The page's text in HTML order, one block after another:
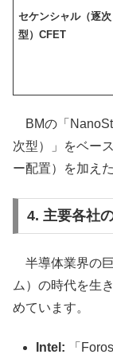
セケンシャル（逐次
型）CFET
BMの「
次型）」をベー
ー配置）を加え
4. 主要各社
半導体業界の
ム）の時代を生
めています。
Intel: 「